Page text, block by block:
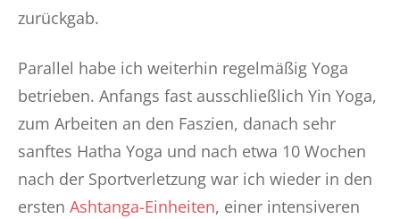
zurückgab.
Parallel habe ich weiterhin regelmäßig Yoga
betrieben. Anfangs fast ausschließlich Yin Yoga,
zum Arbeiten an den Faszien, danach sehr
sanftes Hatha Yoga und nach etwa 10 Wochen
nach der Sportverletzung war ich wieder in den
ersten Ashtanga-Einheiten, einer intensiveren